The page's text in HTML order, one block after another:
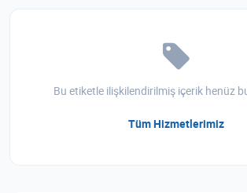
Bu etiketle ilişkilendirilmiş içerik henüz
Tüm Hizmetlerimiz